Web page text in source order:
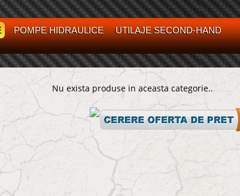
POMPE HIDRAULICE
UTILAJE SECOND-HAND
Nu exista produse in aceasta categorie..